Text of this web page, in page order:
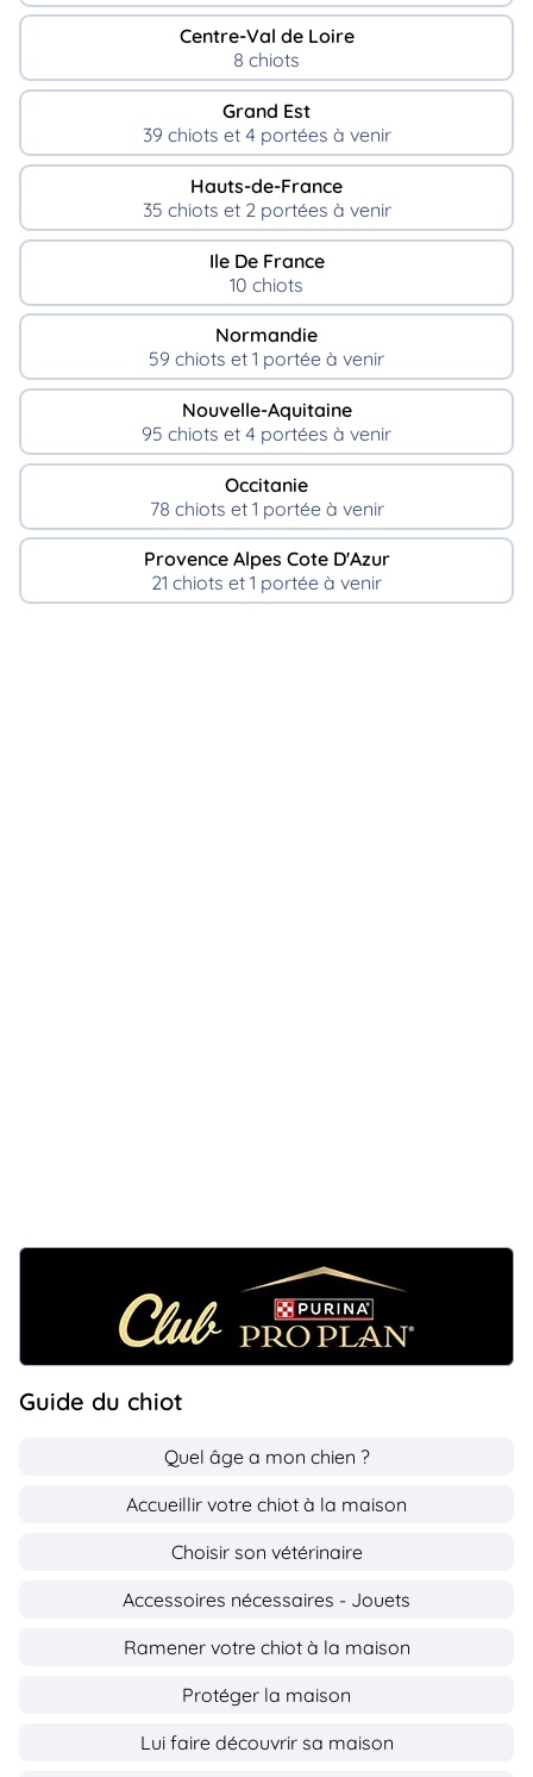
Centre-Val de Loire
8 chiots
Grand Est
39 chiots et 4 portées à venir
Hauts-de-France
35 chiots et 2 portées à venir
Ile De France
10 chiots
Normandie
59 chiots et 1 portée à venir
Nouvelle-Aquitaine
95 chiots et 4 portées à venir
Occitanie
78 chiots et 1 portée à venir
Provence Alpes Cote D'Azur
21 chiots et 1 portée à venir
Guide du chiot
Quel âge a mon chien ?
Accueillir votre chiot à la maison
Choisir son vétérinaire
Accessoires nécessaires - Jouets
Ramener votre chiot à la maison
Protéger la maison
Lui faire découvrir sa maison